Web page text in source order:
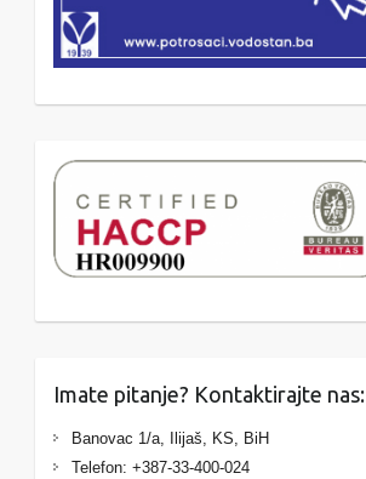
Imate pitanje? Kontaktirajte nas:
Banovac 1/a, Ilijaš, KS, BiH
Telefon: +387-33-400-024